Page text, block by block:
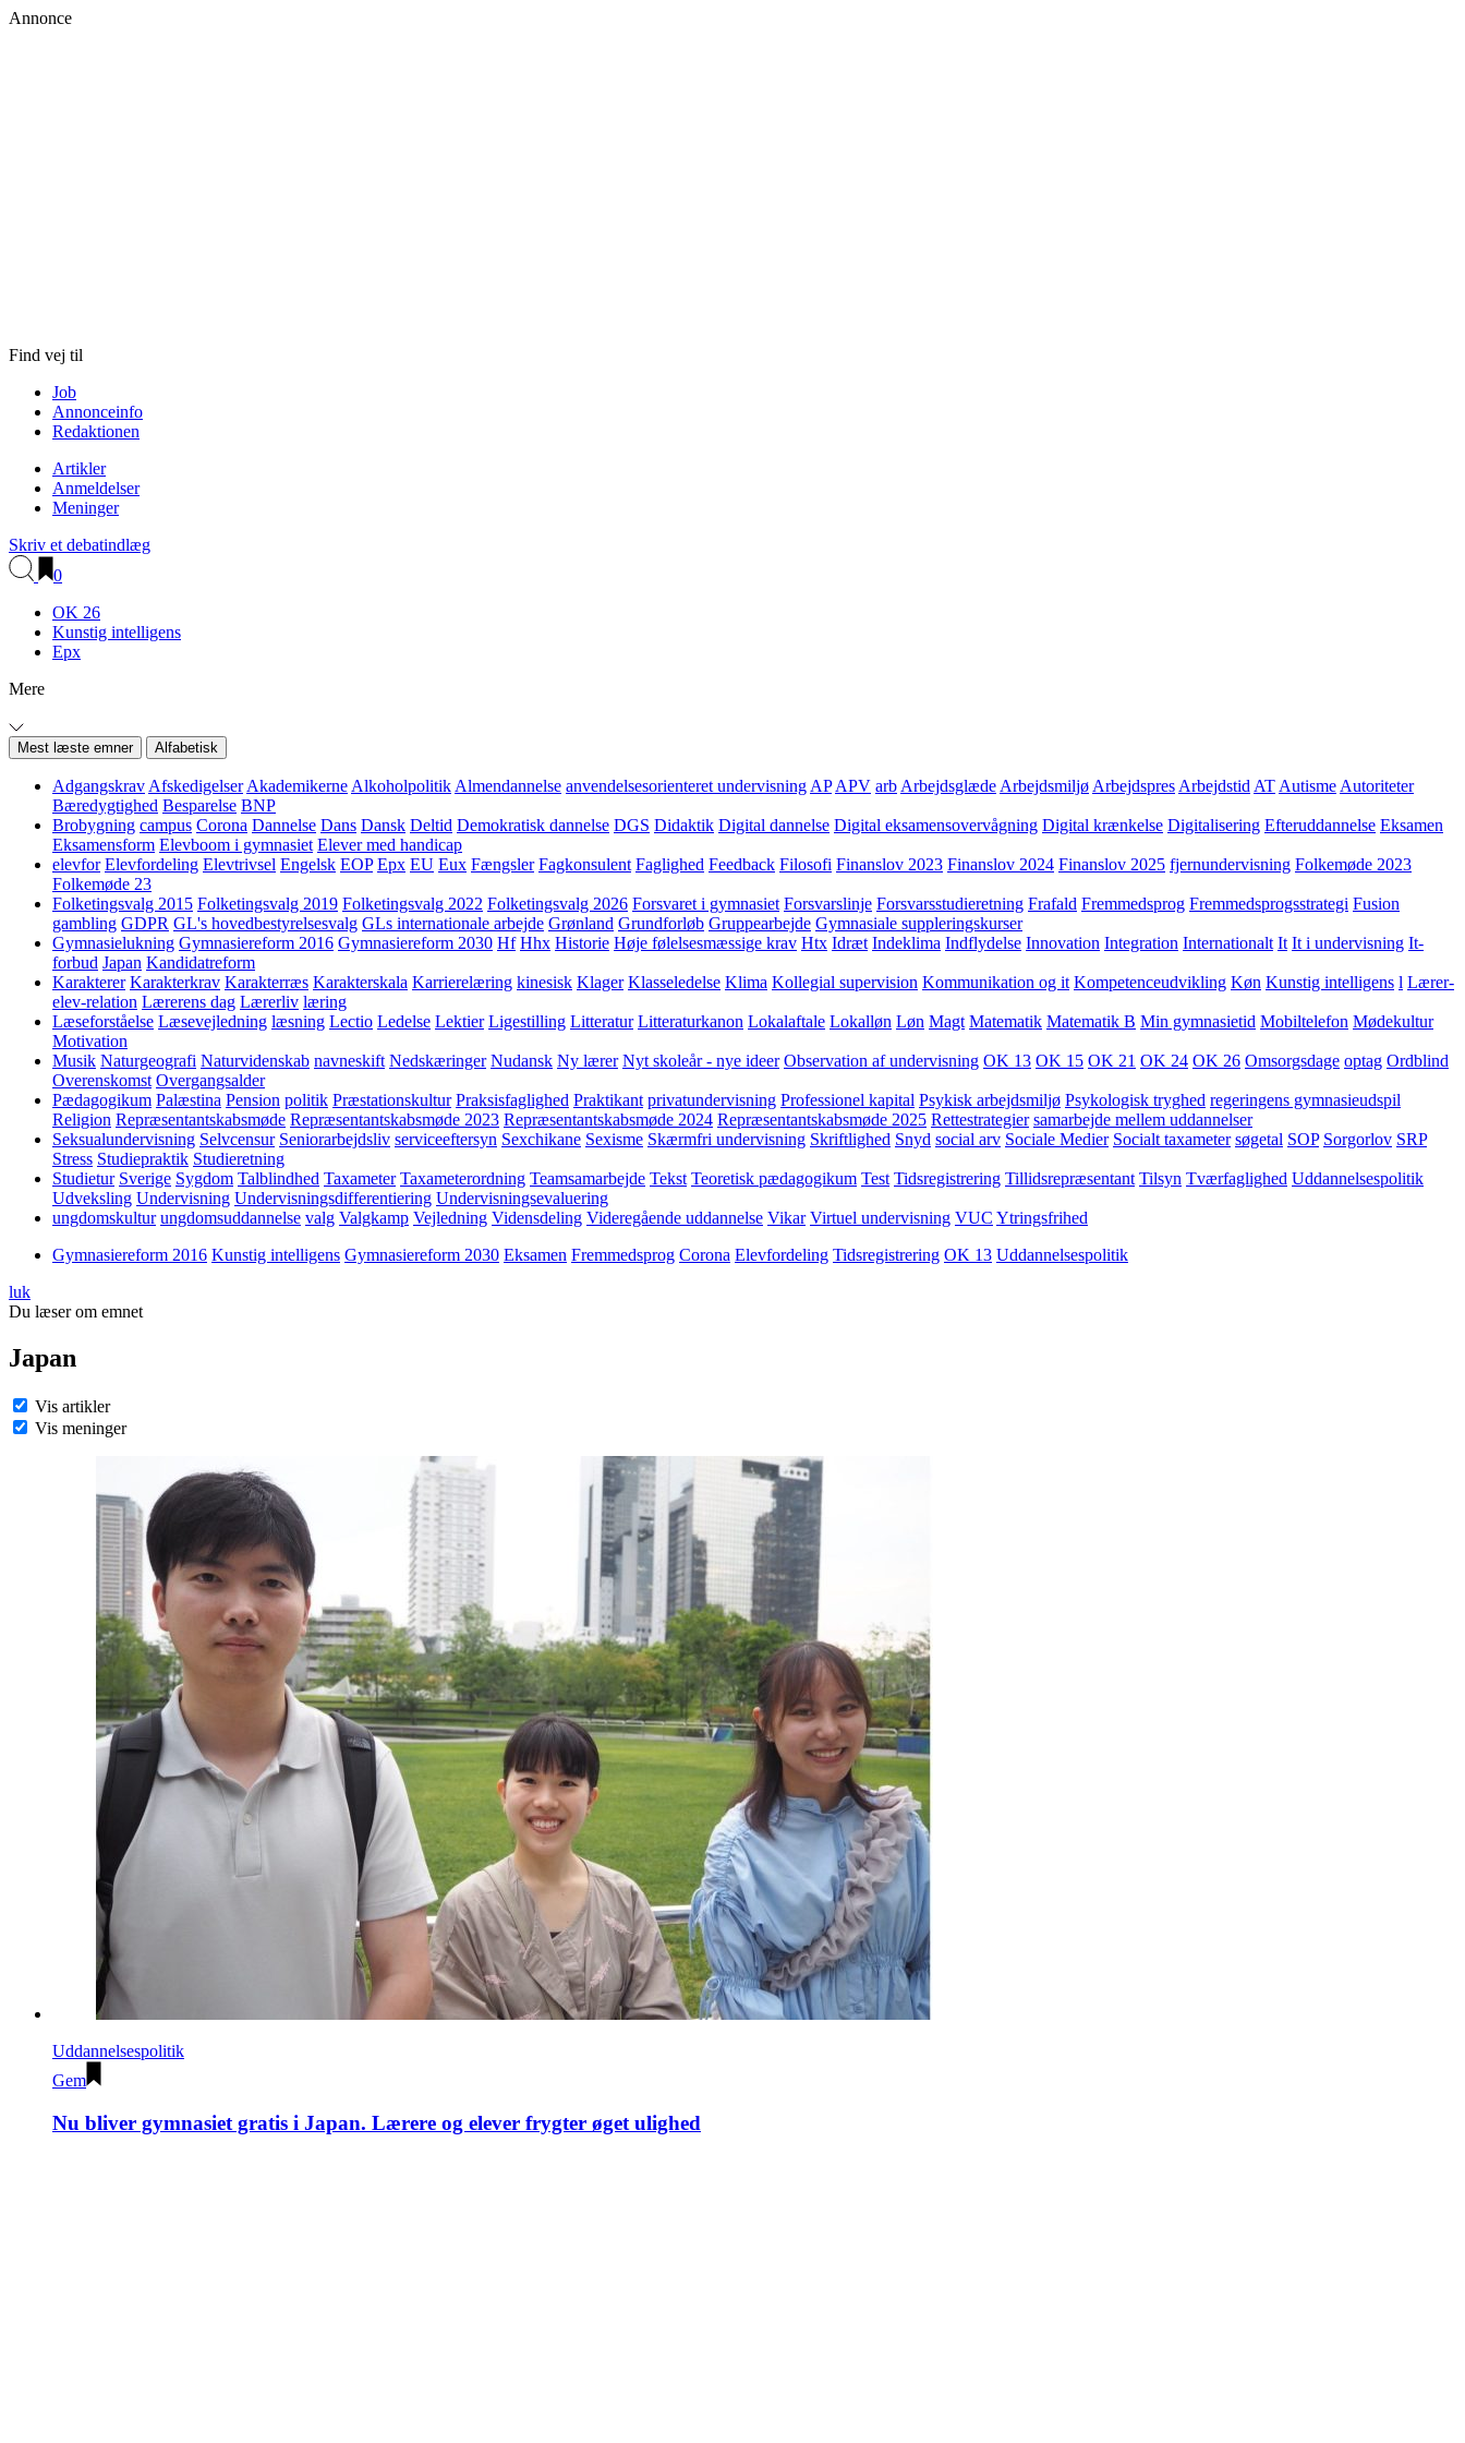
Annonce
Find vej til
Job
Annonceinfo
Redaktionen
Artikler
Anmeldelser
Meninger
Skriv et debatindlæg
0
OK 26
Kunstig intelligens
Epx
Mere
Mest læste emner Alfabetisk
Adgangskrav Afskedigelser Akademikerne Alkoholpolitik Almendannelse anvendelsesorienteret undervisning AP APV arb Arbejdsglæde Arbejdsmiljø Arbejdspres Arbejdstid AT Autisme Autoriteter
Bæredygtighed Besparelse BNP
Brobygning campus Corona Dannelse Dans Dansk Deltid Demokratisk dannelse DGS Didaktik Digital dannelse Digital eksamensovervågning Digital krænkelse Digitalisering Efteruddannelse Eksamen
Eksamensform Elevboom i gymnasiet Elever med handicap
elevfor Elevfordeling Elevtrivsel Engelsk EOP Epx EU Eux Fængsler Fagkonsulent Faglighed Feedback Filosofi Finanslov 2023 Finanslov 2024 Finanslov 2025 fjernundervisning Folkemøde 2023
Folkemøde 23
Folketingsvalg 2015 Folketingsvalg 2019 Folketingsvalg 2022 Folketingsvalg 2026 Forsvaret i gymnasiet Forsvarslinje Forsvarsstudieretning Frafald Fremmedsprog Fremmedsprogsstrategi Fusion
gambling GDPR GL's hovedbestyrelsesvalg GLs internationale arbejde Grønland Grundforløb Gruppearbejde Gymnasiale suppleringskurser
Gymnasielukning Gymnasiereform 2016 Gymnasiereform 2030 Hf Hhx Historie Høje følelsesmæssige krav Htx Idræt Indeklima Indflydelse Innovation Integration Internationalt It It i undervisning It-
forbud Japan Kandidatreform
Karakterer Karakterkrav Karakterræs Karakterskala Karrierelæring kinesisk Klager Klasseledelse Klima Kollegial supervision Kommunikation og it Kompetenceudvikling Køn Kunstig intelligens l Lærer-
elev-relation Lærerens dag Lærerliv læring
Læseforståelse Læsevejledning læsning Lectio Ledelse Lektier Ligestilling Litteratur Litteraturkanon Lokalaftale Lokalløn Løn Magt Matematik Matematik B Min gymnasietid Mobiltelefon Mødekultur
Motivation
Musik Naturgeografi Naturvidenskab navneskift Nedskæringer Nudansk Ny lærer Nyt skoleår - nye ideer Observation af undervisning OK 13 OK 15 OK 21 OK 24 OK 26 Omsorgsdage optag Ordblind
Overenskomst Overgangsalder
Pædagogikum Palæstina Pension politik Præstationskultur Praksisfaglighed Praktikant privatundervisning Professionel kapital Psykisk arbejdsmiljø Psykologisk tryghed regeringens gymnasieudspil
Religion Repræsentantskabsmøde Repræsentantskabsmøde 2023 Repræsentantskabsmøde 2024 Repræsentantskabsmøde 2025 Rettestrategier samarbejde mellem uddannelser
Seksualundervisning Selvcensur Seniorarbejdsliv serviceeftersyn Sexchikane Sexisme Skærmfri undervisning Skriftlighed Snyd social arv Sociale Medier Socialt taxameter søgetal SOP Sorgorlov SRP
Stress Studiepraktik Studieretning
Studietur Sverige Sygdom Talblindhed Taxameter Taxameterordning Teamsamarbejde Tekst Teoretisk pædagogikum Test Tidsregistrering Tillidsrepræsentant Tilsyn Tværfaglighed Uddannelsespolitik
Udveksling Undervisning Undervisningsdifferentiering Undervisningsevaluering
ungdomskultur ungdomsuddannelse valg Valgkamp Vejledning Vidensdeling Videregående uddannelse Vikar Virtuel undervisning VUC Ytringsfrihed
Gymnasiereform 2016 Kunstig intelligens Gymnasiereform 2030 Eksamen Fremmedsprog Corona Elevfordeling Tidsregistrering OK 13 Uddannelsespolitik
luk
Du læser om emnet
Japan
Vis artikler
Vis meninger
Uddannelsespolitik
Gem
Nu bliver gymnasiet gratis i Japan. Lærere og elever frygter øget ulighed